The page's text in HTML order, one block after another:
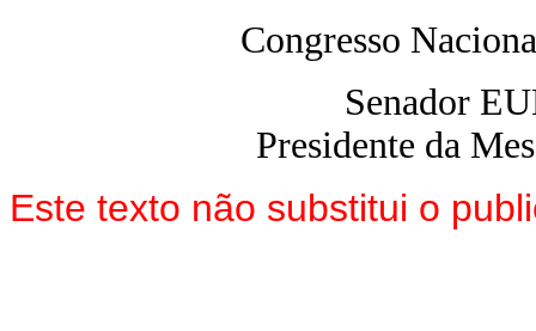
Congresso
Senador
Presidente da
Este texto não substitui o